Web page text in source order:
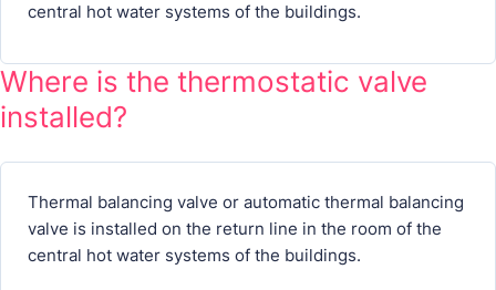
central hot water systems of the buildings.
Where is the thermostatic valve
installed?
Thermal balancing valve or automatic thermal balancing
valve is installed on the return line in the room of the
central hot water systems of the buildings.